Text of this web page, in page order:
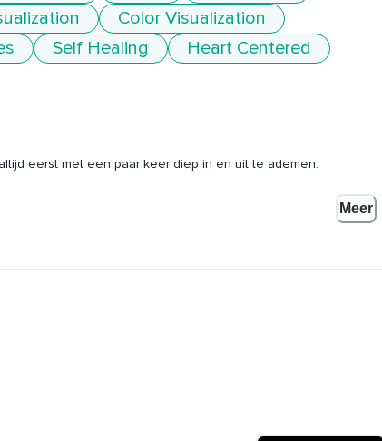
Color Visualization
Self Healing Heart Centered
eerst met een paar keer diep in en uit te ademen.
Meer